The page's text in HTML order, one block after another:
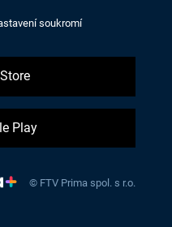
soukromí
Play
© FTV Prima spol. s r.o.